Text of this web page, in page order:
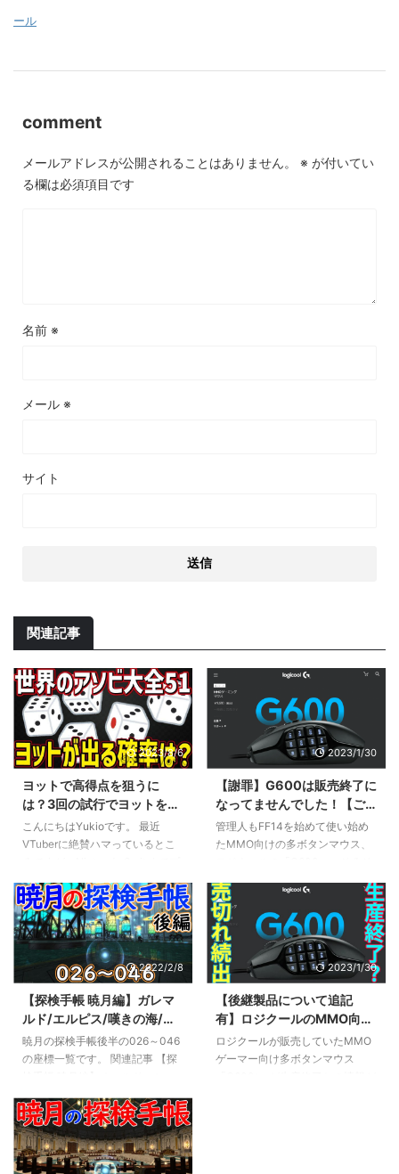
ール
comment
メールアドレスが公開されることはありません。 ※ が付いてい
る欄は必須項目です
名前 ※
メール ※
サイト
関連記事
2023/8/6
ヨットで高得点を狙うに
は？3回の試行でヨットを出
す確率を計算してみた【世
界のアソビ大全51】
こんにちはYukioです。 最近
VTuberに絶賛ハマっているとこ
ソビ大全51」に収録されている
「ヨット」というゲームを遊んで
いるVTuberさんがたくさんいま
す。 今回はこの「ヨット」とい
うゲームについて確率の計算をし
てみたので紹介してみたいと思い
ます。 ヨットとは？ ヨットと
は、5個のサイコロを使ってポー
カーのような役を作るゲームで
す。 役によって得点が決まり、
イコロを ...
2023/1/30
【謝罪】G600は販売終了に
なってませんでした！【ご
めんなさい】
管理人もFF14を始めて使い始め
たMMO向けの多ボタンマウス、
買い替えようかなと思ってヨドバ
シを覗いてみるとオンラインも含
めて在庫切れ！ そんなこともあ
って以前、G600もいよいよディ
スコンか？という記事を書きまし
た。
http://capyworks.jp/g600_disco
ntinue/ が、このG600の販売終
了疑惑どうやらマイナーチェンジ
による一時的な在庫切れだったよ
2022/2/8
【探検手帳 暁月編】ガレマ
ルド/エルピス/嘆きの海/ウ
ルティマ・トゥーレ 026～
046 座標一覧【FF14】
暁月の探検手帳後半の026～046
の座標一覧です。 関連記事 【探
ス/サベネア島 001～025 座標一
覧【FF14】 ガレマルド 026～
031 026 テルティウム駅 座標：
X:32.3 Y:18.5 Z:-0.2最寄りエー
2023/1/30
【後継製品について追記
有】ロジクールのMMO向け
多ボタンゲーミングマウス
G600生産終了の可能性 代
ロジクールが販売していたMMO
ゲーマー向け多ボタンマウス